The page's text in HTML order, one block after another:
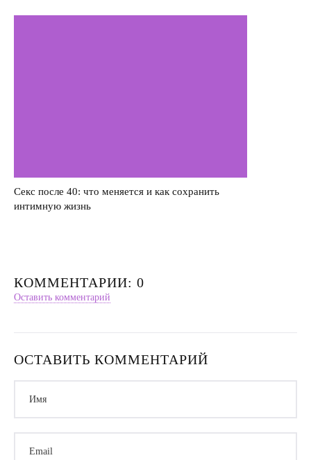
Секс после 40: что меняется и как сохранить
интимную жизнь
КОММЕНТАРИИ: 0
Оставить комментарий
ОСТАВИТЬ КОММЕНТАРИЙ
Имя
Email